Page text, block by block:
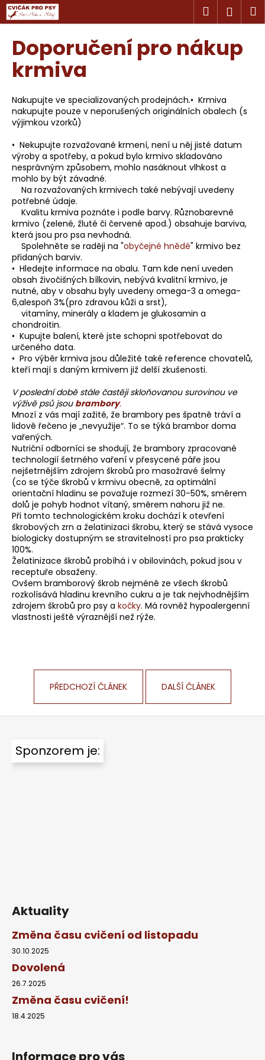
Přejít
na
obsah
Hledat
Doporučení pro nákup
krmiva
Nakupujte ve specializovaných prodejnách.• Krmiva
nakupujte pouze v neporušených originálních obalech (s
výjimkou vzorků)
• Nekupujte rozvažované krmení, není u něj jisté datum
výroby a spotřeby, a pokud bylo krmivo skladováno
nesprávným způsobem, mohlo nasáknout vlhkost a
mohlo by být závadné.
Na rozvažovaných krmivech také nebývají uvedeny
potřebné údaje.
Kvalitu krmiva poznáte i podle barvy. Různobarevné
krmivo (zelené, žluté či červené apod.) obsahuje barviva,
která jsou pro psa nevhodná.
Spolehněte se raději na "obyčejné hnědé" krmivo bez
přidaných barviv.
• Hledejte informace na obalu. Tam kde není uveden
obsah živočišných bílkovin, nebývá kvalitní krmivo, je
nutné, aby v obsahu byly uvedeny omega-3 a omega-
6,alespoň 3%(pro zdravou kůži a srst),
vitamíny, minerály a kladem je glukosamin a
chondroitin.
• Kupujte balení, které jste schopni spotřebovat do
určeného data.
• Pro výběr krmiva jsou důležité také reference chovatelů,
kteří mají s daným krmivem již delší zkušenosti.
V poslední době stále častěji skloňovanou surovinou ve
výživě psů jsou brambory.
Mnozí z vás mají zažité, že brambory pes špatně tráví a
lidově řečeno je „nevyužije“. To se týká brambor doma
vařených.
Nutriční odborníci se shodují, že brambory zpracované
technologií šetrného vaření v přesycené páře jsou
nejšetrnějším zdrojem škrobů pro masožravé šelmy
(co se týče škrobů v krmivu obecně, za optimální
orientační hladinu se považuje rozmezí 30-50%, směrem
dolů je pohyb hodnot vítaný, směrem nahoru již ne.
Při tomto technologickém kroku dochází k otevření
škrobových zrn a želatinizaci škrobu, který se stává vysoce
biologicky dostupným se stravitelností pro psa prakticky
100%.
Želatinizace škrobů probíhá i v obilovinách, pokud jsou v
receptuře obsaženy.
Ovšem bramborový škrob nejméně ze všech škrobů
rozkolísává hladinu krevního cukru a je tak nejvhodnějším
zdrojem škrobů pro psy a kočky. Má rovněž hypoalergenní
vlastnosti ještě výraznější než rýže.
PŘEDCHOZÍ ČLÁNEK DALŠÍ ČLÁNEK
K
o
C
o
p
o
t
ř
e
b
u
j
e
t
e
n
a
j
í
t
?
HLEDAT
Z
Sponzorem je:
Aktuality
Změna času cvičení od listopadu
30.10.2025
Dovolená
26.7.2025
Změna času cvičení!
18.4.2025
Informace pro vás